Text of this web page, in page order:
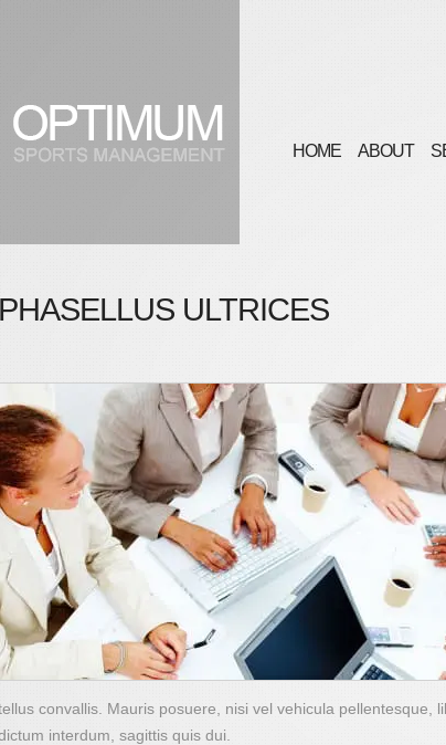
HOME ABOUT
PHASELLUS ULTRICES
convallis. Mauris posuere, nisi vel vehicula
interdum, sagittis quis dui.